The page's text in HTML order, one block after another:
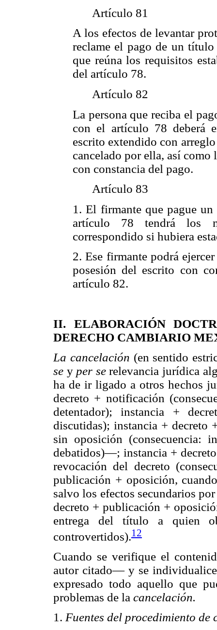
Artículo 81
A los efectos de levantar
reclame el pago de un
que reúna los requisitos
del artículo 78.
Artículo 82
La persona que reciba el
con el artículo 78 deberá
escrito extendido con
cancelado por ella, así como
con constancia del pago.
Artículo 83
1. El firmante que pague
artículo 78 tendrá los
correspondido si hubiera
2. Ese firmante podrá
posesión del escrito con
artículo 82.
II. ELABORACIÓN
DERECHO CAMBIARIO
La cancelación (en sentido
se y per serelevancia jurídica
ha de ir ligado a otros hechos
decreto + notificación
detentador); instancia +
discutidas); instancia +
sin oposición (consecuencia:
debatidos)—; instancia +
revocación del decreto
publicación + oposición,
salvo los efectos secundarios
decreto + publicación +
entrega del título a quien
controvertidos).12
Cuando se verifique el
autor citado— y se
expresado todo aquello que
problemas de la cancelación.
1. Fuentes del procedimiento de